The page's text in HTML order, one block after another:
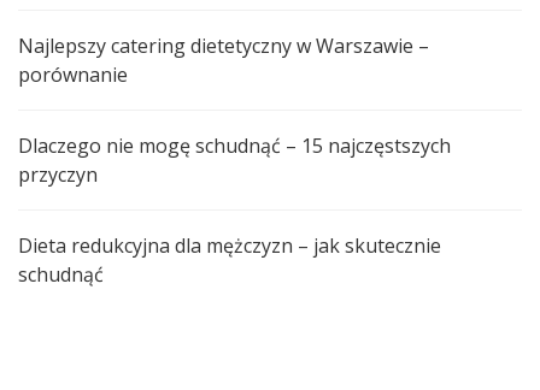
Najlepszy catering dietetyczny w Warszawie –
porównanie
Dlaczego nie mogę schudnąć – 15 najczęstszych
przyczyn
Dieta redukcyjna dla mężczyzn – jak skutecznie
schudnąć